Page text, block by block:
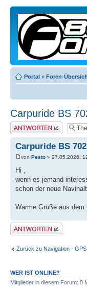
Portal » Foren-
Carpuride BS
Antwort schreiben
Carpuride BS 702
von Pesto » 27.05.2026,
Hi ,
wenn es jemand
schon der neue
Warme Grüße aus dem
Antwort schreiben
Zurück zu Navigation - GPS
WER IST ONLINE?
Mitglieder in diesem Forum: 0